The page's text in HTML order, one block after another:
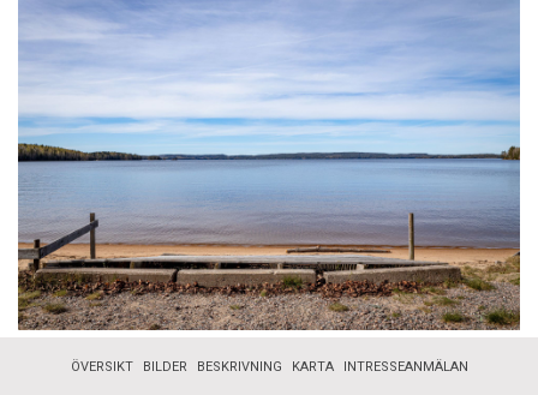
ÖVERSIKT BILDER BESKRIVNING KARTA INTRESSEANMÄLAN